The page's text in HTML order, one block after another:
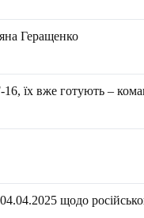
Геращенко
16, їх вже готують –
щодо